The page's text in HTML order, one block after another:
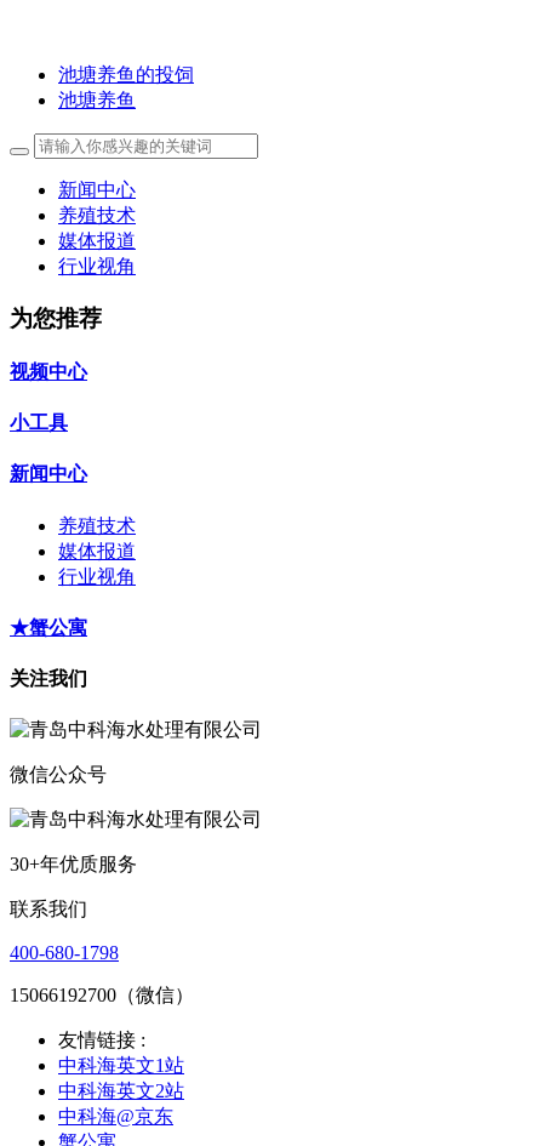
池塘养鱼的投饲
池塘养鱼
新闻中心
养殖技术
媒体报道
行业视角
为您推荐
视频中心
小工具
新闻中心
养殖技术
媒体报道
行业视角
★蟹公寓
关注我们
微信公众号
30+年优质服务
联系我们
400-680-1798
15066192700（微信）
友情链接 :
中科海英文1站
中科海英文2站
中科海@京东